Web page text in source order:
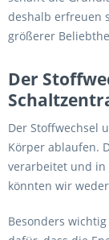
deshalb erfreuen
größerer
Der
Der Stoffwechsel
Körper ablaufen.
verarbeitet und in
könnten wir
Besonders